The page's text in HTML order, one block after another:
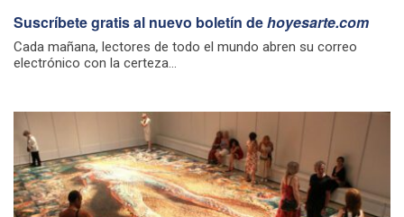
Suscríbete gratis al nuevo boletín dehoyesarte.com
Cada mañana, lectores de todo el mundo abren su correo
electrónico con la certeza...